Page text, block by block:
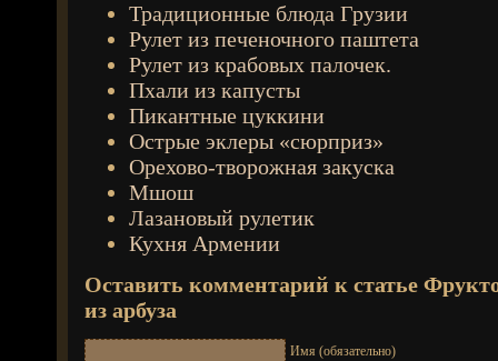
Традиционные блюда Грузии
Рулет из печеночного паштета
Рулет из крабовых палочек.
Пхали из капусты
Пикантные цуккини
Острые эклеры «сюрприз»
Орехово-творожная закуска
Мшош
Лазановый рулетик
Кухня Армении
Оставить комментарий к статье
из арбуза
Имя (обязательно)